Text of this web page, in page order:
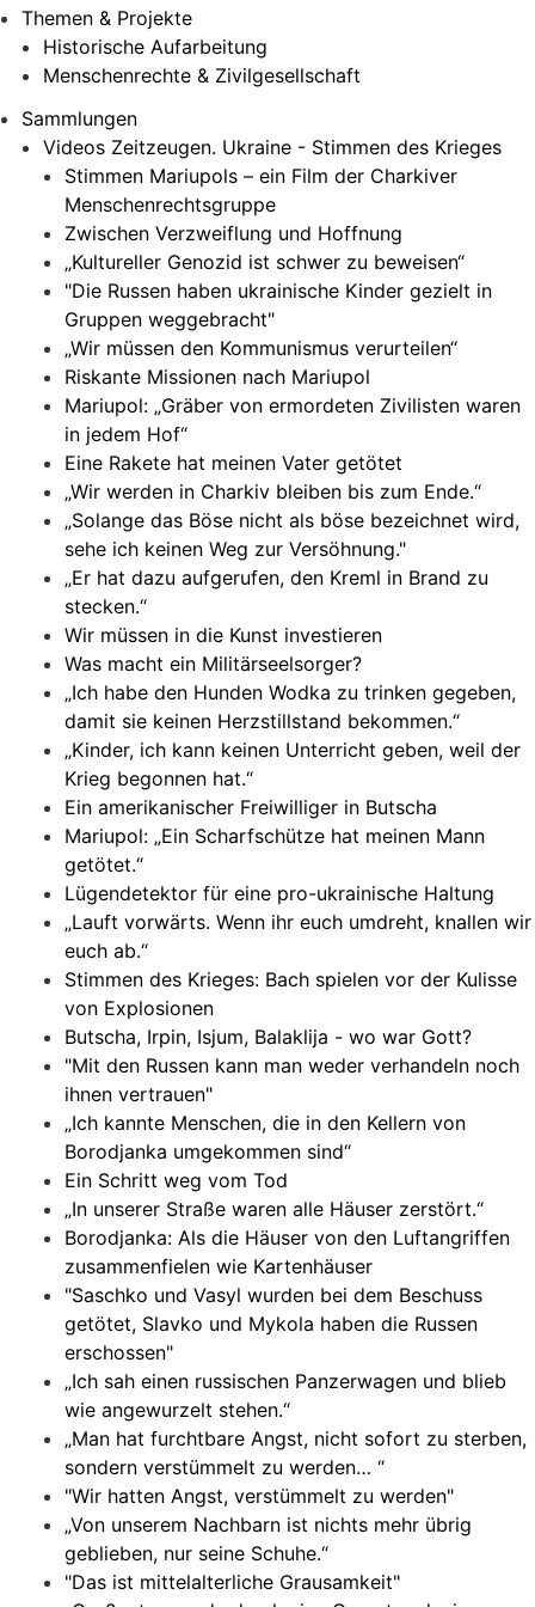
Themen & Projekte
Historische Aufarbeitung
Menschenrechte & Zivilgesellschaft
Sammlungen
Videos Zeitzeugen. Ukraine - Stimmen des Krieges
Stimmen Mariupols – ein Film der Charkiver
Menschenrechtsgruppe
Zwischen Verzweiflung und Hoffnung
„Kultureller Genozid ist schwer zu beweisen“
"Die Russen haben ukrainische Kinder gezielt in
Gruppen weggebracht"
„Wir müssen den Kommunismus verurteilen“
Riskante Missionen nach Mariupol
Mariupol: „Gräber von ermordeten Zivilisten waren
in jedem Hof“
Eine Rakete hat meinen Vater getötet
„Wir werden in Charkiv bleiben bis zum Ende.“
„Solange das Böse nicht als böse bezeichnet wird,
sehe ich keinen Weg zur Versöhnung."
„Er hat dazu aufgerufen, den Kreml in Brand zu
stecken.“
Wir müssen in die Kunst investieren
Was macht ein Militärseelsorger?
„Ich habe den Hunden Wodka zu trinken gegeben,
damit sie keinen Herzstillstand bekommen.“
„Kinder, ich kann keinen Unterricht geben, weil der
Krieg begonnen hat.“
Ein amerikanischer Freiwilliger in Butscha
Mariupol: „Ein Scharfschütze hat meinen Mann
getötet.“
Lügendetektor für eine pro-ukrainische Haltung
„Lauft vorwärts. Wenn ihr euch umdreht, knallen wir
euch ab.“
Stimmen des Krieges: Bach spielen vor der Kulisse
von Explosionen
Butscha, Irpin, Isjum, Balaklija - wo war Gott?
"Mit den Russen kann man weder verhandeln noch
ihnen vertrauen"
„Ich kannte Menschen, die in den Kellern von
Borodjanka umgekommen sind“
Ein Schritt weg vom Tod
„In unserer Straße waren alle Häuser zerstört.“
Borodjanka: Als die Häuser von den Luftangriffen
zusammenfielen wie Kartenhäuser
"Saschko und Vasyl wurden bei dem Beschuss
getötet, Slavko und Mykola haben die Russen
erschossen"
„Ich sah einen russischen Panzerwagen und blieb
wie angewurzelt stehen.“
„Man hat furchtbare Angst, nicht sofort zu sterben,
sondern verstümmelt zu werden… “
"Wir hatten Angst, verstümmelt zu werden"
„Von unserem Nachbarn ist nichts mehr übrig
geblieben, nur seine Schuhe.“
"Das ist mittelalterliche Grausamkeit"